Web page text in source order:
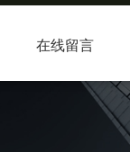
在线留言